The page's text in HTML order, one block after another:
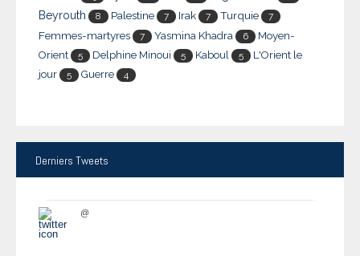
Beyrouth 8 Palestine 7 Irak 7 Turquie 7
Femmes-martyres 7 Yasmina Khadra 6
Moyen-
Orient
5 Delphine Minoui 5 Kaboul 5
L'Orient le
jour
5 Guerre 4
Derniers Tweets
@